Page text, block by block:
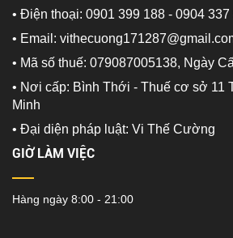
• Điện thoại: 0901 399 188 - 0904 337
• Email:
• Mã số thuế: 079087005138, Ngày
• Nơi cấp: Bình Thới - Thuế cơ sở 11
Minh
• Đại diện pháp luật: Vi Thế Cường
GIỜ LÀM VIỆC
Hàng ngày 8:00 - 21:00